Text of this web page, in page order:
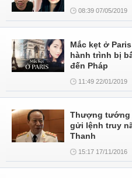
08:39 07/05/2019
Mắc kẹt ở
hành trình bị
đến Pháp
11:49 22/01/2019
Thượng tướng
gửi lệnh truy
Thanh
15:17 17/11/2016